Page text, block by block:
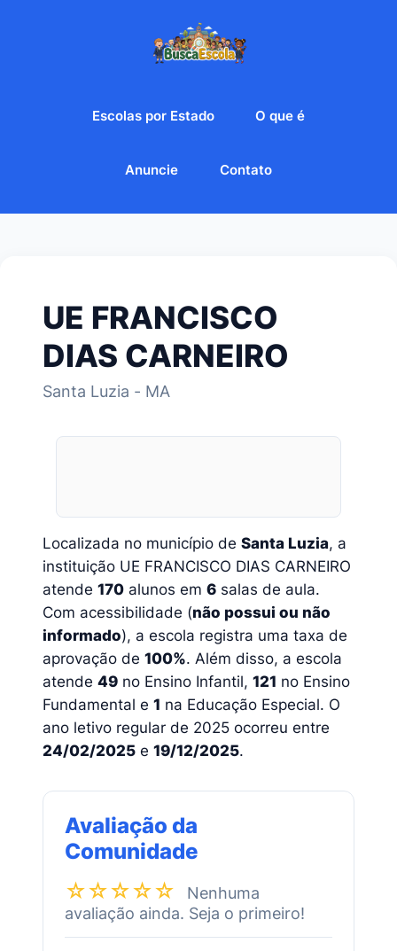
Escolas por Estado O que é
Anuncie Contato
UE FRANCISCO
DIAS CARNEIRO
Santa Luzia - MA
Localizada no município de Santa Luzia, a
instituição UE FRANCISCO DIAS CARNEIRO
atende 170 alunos em 6 salas de aula.
Com acessibilidade (não possui ou não
informado), a escola registra uma taxa de
aprovação de 100%. Além disso, a escola
atende 49 no Ensino Infantil, 121 no Ensino
Fundamental e 1 na Educação Especial. O
ano letivo regular de 2025 ocorreu entre
24/02/2025 e 19/12/2025.
Avaliação da
Comunidade
☆☆☆☆☆
Nenhuma
avaliação ainda. Seja o primeiro!